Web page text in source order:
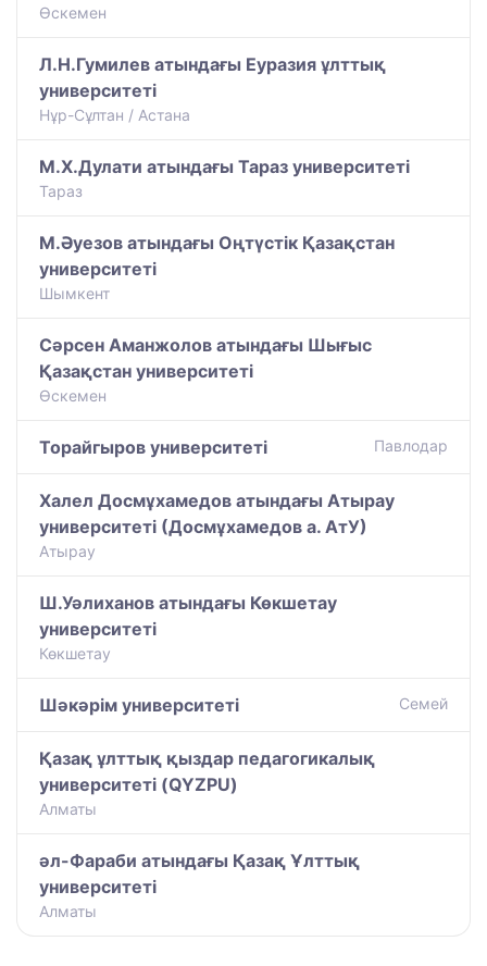
Өскемен
Л.Н.Гумилев атындағы Еуразия ұлттық
университеті
Нұр-Сұлтан / Астана
М.Х.Дулати атындағы Тараз университеті
Тараз
М.Әуезов атындағы Оңтүстік Қазақстан
университеті
Шымкент
Сәрсен Аманжолов атындағы Шығыс
Қазақстан университеті
Өскемен
Торайгыров университеті Павлодар
Халел Досмұхамедов атындағы Атырау
университеті (Досмұхамедов а. АтУ)
Атырау
Ш.Уәлиханов атындағы Көкшетау
университетi
Көкшетау
Шәкәрім университеті Семей
Қазақ ұлттық қыздар педагогикалық
университеті (QYZPU)
Алматы
әл-Фараби атындағы Қазақ Ұлттық
университеті
Алматы